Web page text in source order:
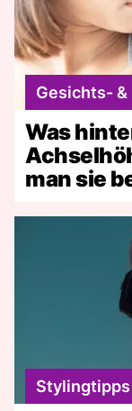
Gesichts-
Was
man sie